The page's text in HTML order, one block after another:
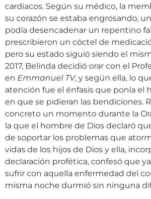
cardiacos. Según su médico, la
su corazón se estaba engrosando,
podía desencadenar un repentino
prescribieron un cóctel de
pero su estado siguió siendo el
2017, Belinda decidió orar con el
en Emmanuel TV, y según ella, lo
atención fue el énfasis que ponía el
en que se pidieran las bendiciones.
concreto un momento durante la
la que el hombre de Dios declaró
de soportar los problemas que
vidas de los hijos de Dios y ella,
declaración profética, confesó que
sufrir con aquella enfermedad del
misma noche durmió sin ninguna